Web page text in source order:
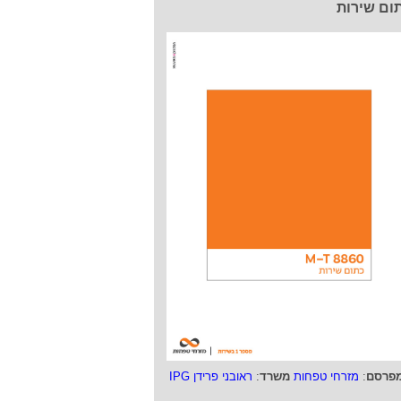
שירות
: מזרחי טפחות משרד: ראובני פרידן IPG